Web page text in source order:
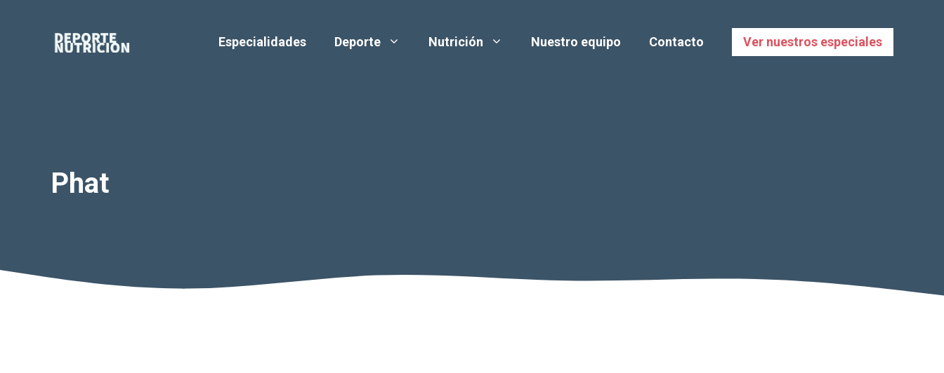
Especialidades Deporte Nutrición Nuestro equipo Contacto Ver nuestros especiales
Phat